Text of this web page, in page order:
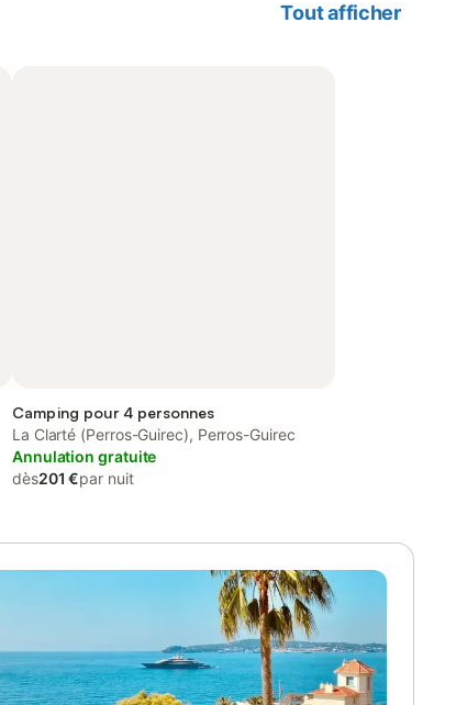
Tout afficher
Camping pour 4 personnes
La Clarté (Perros-Guirec), Perros-Guirec
Annulation gratuite
dès201 €par nuit